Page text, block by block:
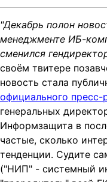
i
g
a
t
i
o
n
"Декабрь полон
менеджменте ИБ-
сменился
своём твитере
новость стала
официального пресс-
генеральных
Информзащита в
частые, сколько
тенденции. Судите
("НИП" - системный